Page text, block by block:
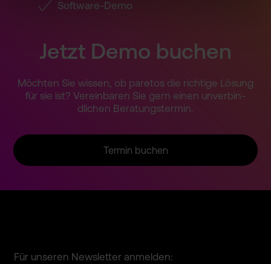
Software-Demo
Jetzt Demo buchen
Möchten Sie wissen, ob paretos die richtige Lösung
für sie ist? Vereinba­ren Sie gern einen unverbin­
dlichen Beratung­stermin.
Termin buchen
Für unseren Newsletter anmelden: